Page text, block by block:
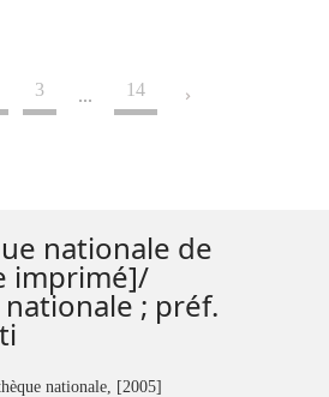
3 ... 14
nationale de
imprimé]/
; préf.
nationale, [2005]